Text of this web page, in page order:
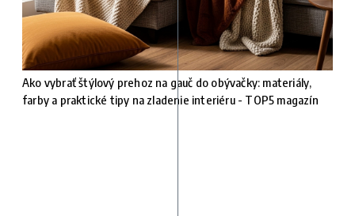
Ako vybrať štýlový prehoz na gauč do obývačky: materiály,
farby a praktické tipy na zladenie interiéru - TOP5 magazín